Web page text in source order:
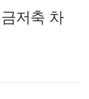
저축 차